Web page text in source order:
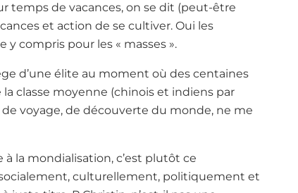
temps de vacances, on se dit (peut-être
et action de se cultiver. Oui les
compris pour les « masses ».
d’une élite au moment où des centaines
classe moyenne (chinois et indiens par
voyage, de découverte du monde, ne me
la mondialisation, c’est plutôt ce
culturellement, politiquement et